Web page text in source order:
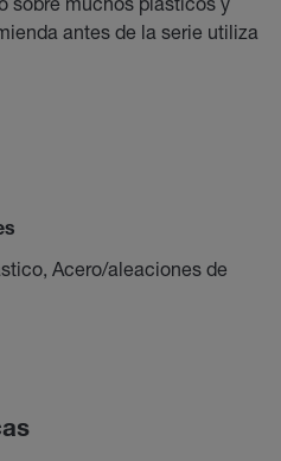
antes de la serie utiliza
Acero/aleaciones de